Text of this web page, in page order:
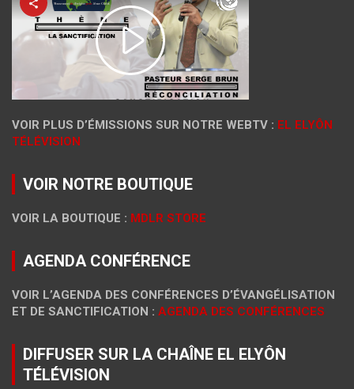
VOIR PLUS D’ÉMISSIONS SUR NOTRE WEBTV : EL ELYÔN
TÉLÉVISION
VOIR NOTRE BOUTIQUE
VOIR LA BOUTIQUE : MDLR STORE
AGENDA CONFÉRENCE
VOIR L’AGENDA DES CONFÉRENCES D’ÉVANGÉLISATION
ET DE SANCTIFICATION : AGENDA DES CONFÉRENCES
DIFFUSER SUR LA CHAÎNE EL ELYÔN
TÉLÉVISION